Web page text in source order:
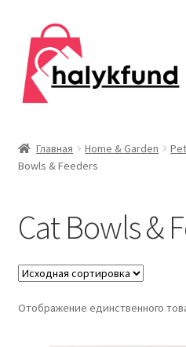
Перейти
навигации
Перейти
содержимому
Главная
Главная Home & Garden
Bowls & Feeders
Cat Bowls &
Отображение единственного